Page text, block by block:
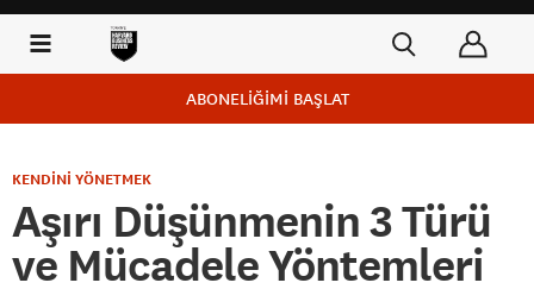
ABONELİĞİMİ BAŞLAT
KENDİNİ YÖNETMEK
Aşırı Düşünmenin 3 Türü
ve Mücadele Yöntemleri